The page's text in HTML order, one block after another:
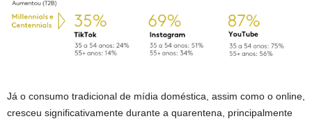
Já o consumo tradicional de mídia doméstica, assim como o online,
cresceu significativamente durante a quarentena, principalmente